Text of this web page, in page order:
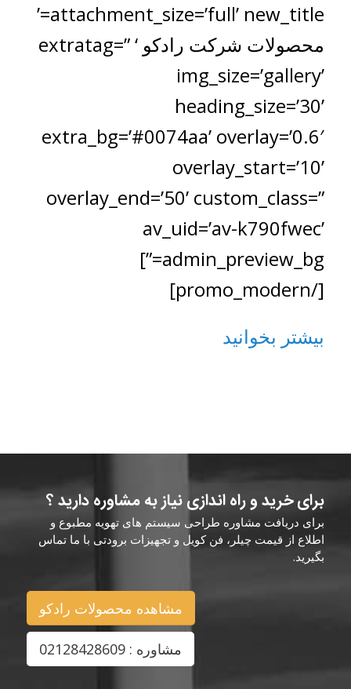
attachment_size=’full’ new_title=’
محصولات شرکت رادکو ‘ extratag=”
img_size=’gallery’
heading_size=’30’
extra_bg=’#0074aa’ overlay=’0.6′
overlay_start=’10’
overlay_end=’50’ custom_class=”
av_uid=’av-k790fwec’
admin_preview_bg=”]
[/promo_modern]
بیشتر بخوانید
برای خرید و راه اندازی نیاز به مشاوره دارید ؟
برای دریافت مشاوره طراحی سیستم های تهویه مطبوع و
اطلاع از قیمت چیلر، فن کویل و تجهیزات برودتی با ما تماس
بگیرید.
مشاهده محصولات رادکو
مشاوره : 02128428609